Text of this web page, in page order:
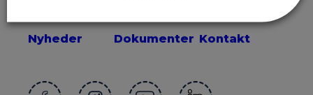
Nyheder Dokumenter Kontakt